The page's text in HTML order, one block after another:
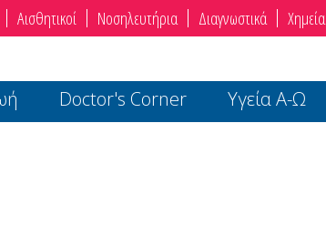
Αισθητικοί Νοσηλευτήρια Διαγνωστικά Χημεία
Doctor's Corner Υγεία Α-Ω